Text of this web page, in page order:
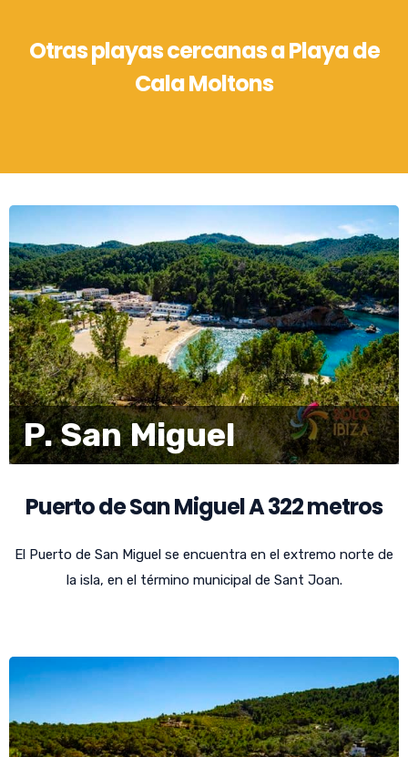
Otras playas cercanas a Playa de
Cala Moltons
P. San Miguel
Puerto de San Miguel A 322 metros
El Puerto de San Miguel se encuentra en el extremo norte de
la isla, en el término municipal de Sant Joan.